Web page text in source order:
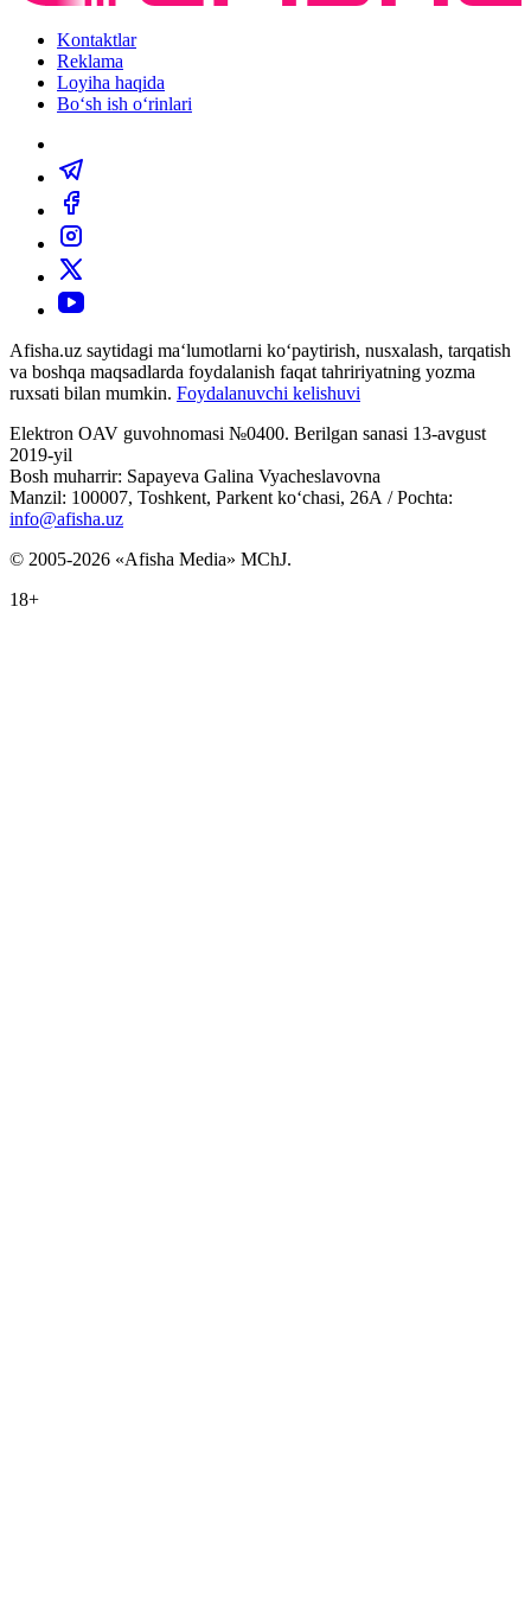
Kontaktlar
Reklama
Loyiha haqida
Bo‘sh ish o‘rinlari
Afisha.uz saytidagi ma‘lumotlarni ko‘paytirish, nusxalash, tarqatish
va boshqa maqsadlarda foydalanish faqat tahririyatning yozma
ruxsati bilan mumkin. Foydalanuvchi kelishuvi
Elektron OAV guvohnomasi №0400. Berilgan sanasi 13-avgust
2019-yil
Bosh muharrir: Sapayeva Galina Vyacheslavovna
Manzil: 100007, Toshkent, Parkent ko‘chasi, 26А / Pochta:
info@afisha.uz
© 2005-2026 «Afisha Media» MChJ.
18+